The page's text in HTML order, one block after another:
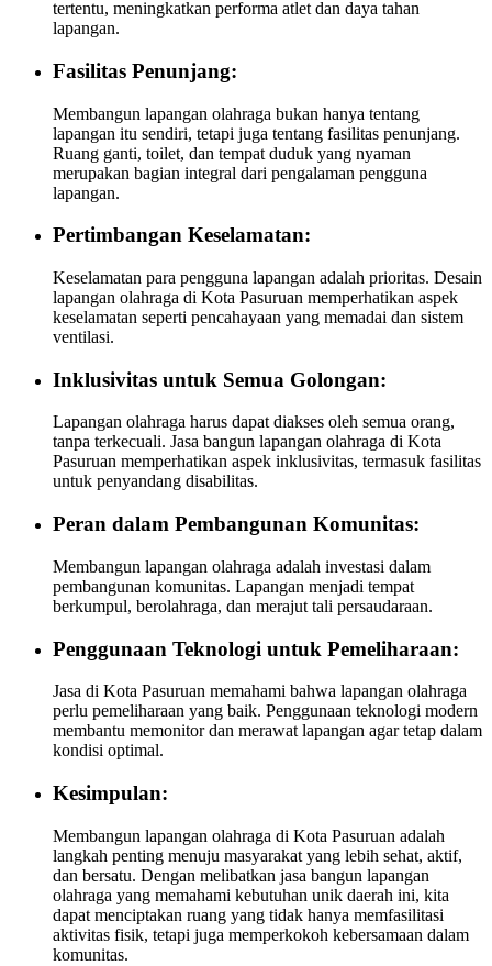
tertentu, meningkatkan performa atlet dan daya tahan
lapangan.
Fasilitas Penunjang:
Membangun lapangan olahraga bukan hanya tentang
lapangan itu sendiri, tetapi juga tentang fasilitas penunjang.
Ruang ganti, toilet, dan tempat duduk yang nyaman
merupakan bagian integral dari pengalaman pengguna
lapangan.
Pertimbangan Keselamatan:
Keselamatan para pengguna lapangan adalah prioritas. Desain
lapangan olahraga di Kota Pasuruan memperhatikan aspek
keselamatan seperti pencahayaan yang memadai dan sistem
ventilasi.
Inklusivitas untuk Semua Golongan:
Lapangan olahraga harus dapat diakses oleh semua orang,
tanpa terkecuali. Jasa bangun lapangan olahraga di Kota
Pasuruan memperhatikan aspek inklusivitas, termasuk fasilitas
untuk penyandang disabilitas.
Peran dalam Pembangunan Komunitas:
Membangun lapangan olahraga adalah investasi dalam
pembangunan komunitas. Lapangan menjadi tempat
berkumpul, berolahraga, dan merajut tali persaudaraan.
Penggunaan Teknologi untuk Pemeliharaan:
Jasa di Kota Pasuruan memahami bahwa lapangan olahraga
perlu pemeliharaan yang baik. Penggunaan teknologi modern
membantu memonitor dan merawat lapangan agar tetap dalam
kondisi optimal.
Kesimpulan:
Membangun lapangan olahraga di Kota Pasuruan adalah
langkah penting menuju masyarakat yang lebih sehat, aktif,
dan bersatu. Dengan melibatkan jasa bangun lapangan
olahraga yang memahami kebutuhan unik daerah ini, kita
dapat menciptakan ruang yang tidak hanya memfasilitasi
aktivitas fisik, tetapi juga memperkokoh kebersamaan dalam
komunitas.